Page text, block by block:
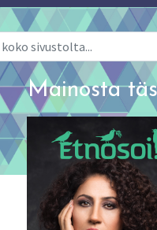
Mainosta